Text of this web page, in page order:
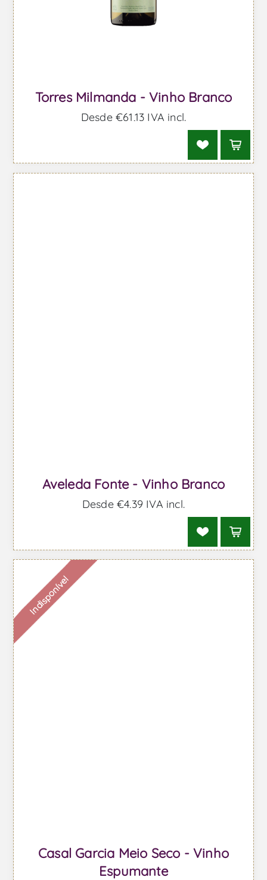
Torres Milmanda - Vinho Branco
Desde €61,13 IVA incl.
Aveleda Fonte - Vinho Branco
Desde €4,39 IVA incl.
Indisponível
Casal Garcia Meio Seco - Vinho
Espumante